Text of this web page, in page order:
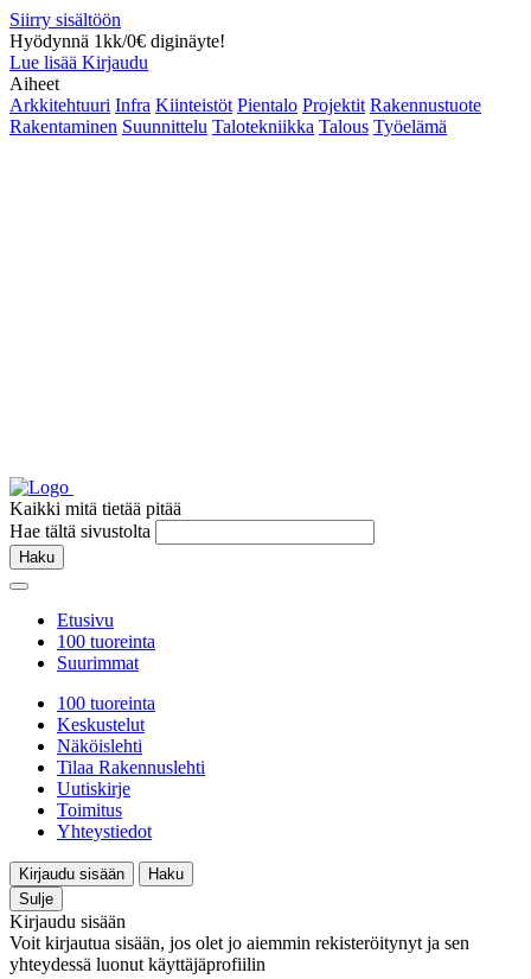
Siirry sisältöön
Hyödynnä 1kk/0€ diginäyte!
Lue lisää Kirjaudu
Aiheet
Arkkitehtuuri Infra Kiinteistöt Pientalo Projektit Rakennustuote
Rakentaminen Suunnittelu Talotekniikka Talous Työelämä
Kaikki mitä tietää pitää
Hae tältä sivustolta
Haku
Etusivu
100 tuoreinta
Suurimmat
100 tuoreinta
Keskustelut
Näköislehti
Tilaa Rakennuslehti
Uutiskirje
Toimitus
Yhteystiedot
Kirjaudu sisään
Haku
Sulje
Kirjaudu sisään
Voit kirjautua sisään, jos olet jo aiemmin rekisteröitynyt ja sen
yhteydessä luonut käyttäjäprofiilin